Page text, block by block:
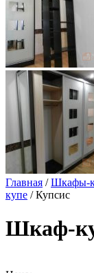
Главная /Шкафы-
купе / Купсис
Шкаф-